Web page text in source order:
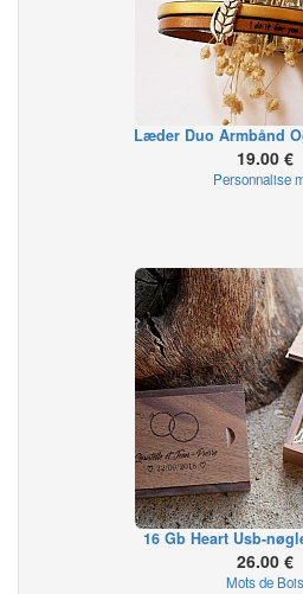
Læder Duo Armbånd
19.00 €
Personnalise
16 Gb Heart Usb-
26.00 €
Mots de Bois